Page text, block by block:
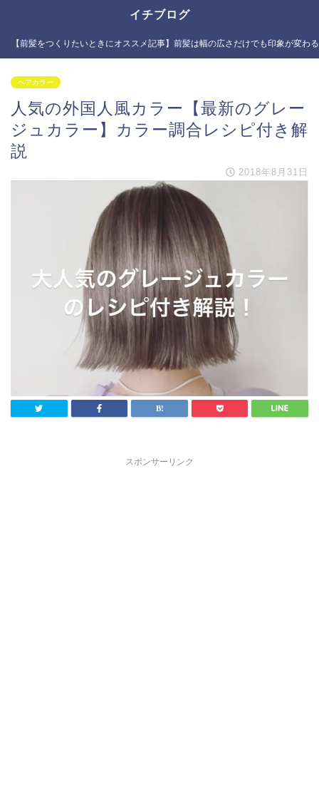
イチブログ
【前髪をつくりたいときにオススメ記事】前髪は幅の広さだけでも印象が変わ
ヘアカラー
人気の外国人風カラー【最新のグレー
ジュカラー】カラー調合レシピ付き解
説
2018年8月31日
スポンサーリンク